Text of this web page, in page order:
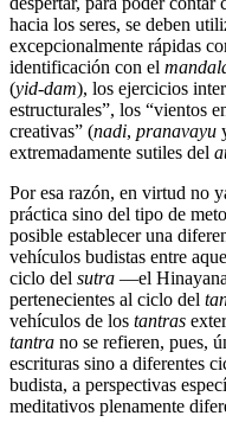
hacia los seres, se deben
excepcionalmente rápidas
identificación con el
(yid-dam), los ejercicios
estructurales”, los “vientos
creativas” (nadi, pranavayu
extremadamente sutiles del
Por esa razón, en virtud no
práctica sino del tipo de
posible establecer una
vehículos budistas entre
ciclo del sutra ―el
pertenecientes al ciclo del
vehículos de los tantras
tantra no se refieren, pues,
escrituras sino a diferentes
budista, a perspectivas
meditativos plenamente